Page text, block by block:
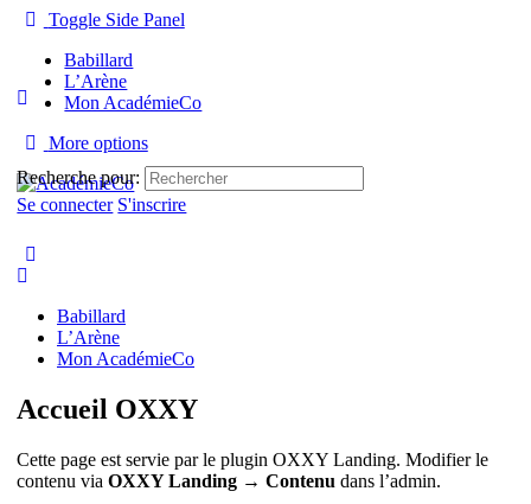
Toggle Side Panel
Babillard
L’Arène
Mon AcadémieCo
More options
Se connecter S'inscrire
Recherche pour:
Babillard
L’Arène
Mon AcadémieCo
Accueil OXXY
Cette page est servie par le plugin OXXY Landing. Modifier le
contenu viaOXXY Landing → Contenu dans l’admin.